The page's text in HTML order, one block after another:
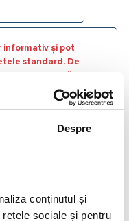
Despre
conținutul și
sociale și pentru
informativ și pot
standard. De
erori de operare.